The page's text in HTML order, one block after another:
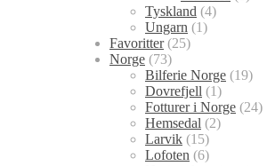
Tyskland (4)
Ungarn (1)
Favoritter(25)
Norge (73)
Bilferie Norge (19)
Dovrefjell (1)
Fotturer i Norge (24)
Hemsedal (2)
Larvik (15)
Lofoten (6)